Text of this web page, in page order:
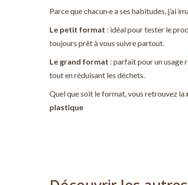
Parce que chacun·e a ses habitudes, j’ai
Le petit format : idéal pour tester le
toujours prêt à vous suivre partout.
Le grand format : parfait pour un usage
tout en réduisant les déchets.
Quel que soit le format, vous retrouvez la
plastique